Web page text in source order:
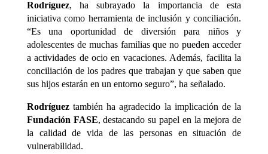
Rodríguez, ha subrayado la importancia de esta
iniciativa como herramienta de inclusión y conciliación.
“Es una oportunidad de diversión para niños y
adolescentes de muchas familias que no pueden acceder
a actividades de ocio en vacaciones. Además, facilita la
conciliación de los padres que trabajan y que saben que
sus hijos estarán en un entorno seguro”, ha señalado.
Rodrígueztambién ha agradecido la implicación de la
Fundación FASE, destacando su papel en la mejora de
la calidad de vida de las personas en situación de
vulnerabilidad.